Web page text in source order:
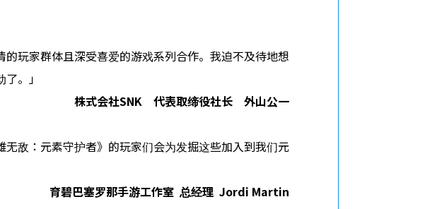
玩家群体且深受喜爱的游戏系列合作。我迫不及待地想
。」
株式会社SNK 代表取缔役社长 外山公一
敌：元素守护者》的玩家们会为发掘这些加入到我们元
育碧巴塞罗那手游工作室 总经理 Jordi Martin